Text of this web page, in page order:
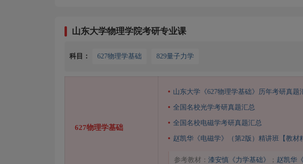
山东大学物理学院考研专业课
科目： 627物理学基础 829量子力学
627物理学基础
山东大学《627物理学基础》历年考研真题
全国名校光学考研真题汇总
全国名校电磁学考研真题汇总
赵凯华《电磁学》（第2版）精讲班【教材
参考教材： 漆安慎《力学基础》 ； 赵凯华